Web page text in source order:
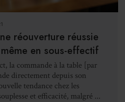
réouverture réussie
en sous-effectif
la commande à la table [par
directement depuis son
tendance chez les
et efficacité, malgré ...